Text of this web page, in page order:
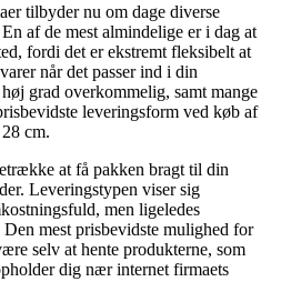
tilbyder nu om dage diverse
af de mest almindelige er i dag at
fordi det er ekstremt fleksibelt at
når det passer ind i din
grad overkommelig, samt mange
leveringsform ved køb af
cm.
at få pakken bragt til din
Leveringstypen viser sig
men ligeledes
mest prisbevidste mulighed for
selv at hente produkterne, som
dig nær internet firmaets